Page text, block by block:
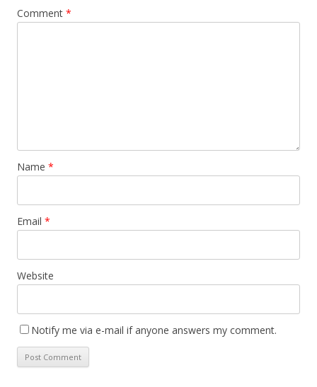
Comment *
Name *
Email *
Website
Notify me via e-mail if anyone answers my comment.